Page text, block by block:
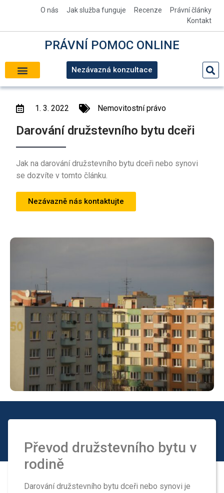
O nás Jak služba funguje Recenze
Právní články
Kontakt
PRÁVNÍ POMOC ONLINE
Nezávazná konzultace
1. 3. 2022 Nemovitostní právo
Darování družstevního bytu dceři
Jak na darování družstevního bytu dceři nebo synovi
se dozvíte v tomto článku.
Nezávazně nás kontaktujte
Převod družstevního bytu v
rodině
Darování družstevního bytu dceři nebo synovi je